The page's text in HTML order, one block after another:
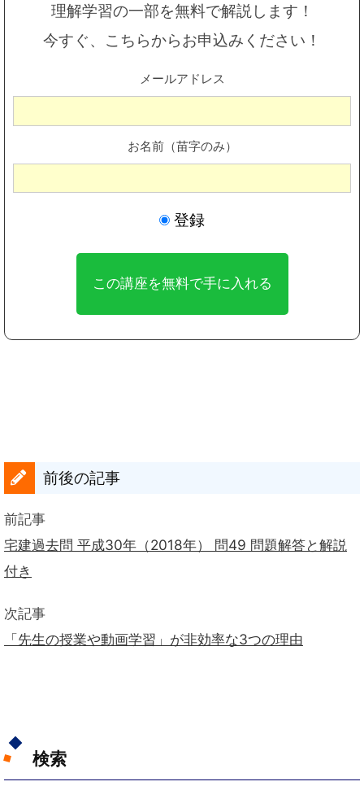
理解学習の一部を無料で解説します！
今すぐ、こちらからお申込みください！
メールアドレス
お名前（苗字のみ）
登録
前後の記事
前記事
宅建過去問 平成30年（2018年） 問49 問題解答と解説
付き
次記事
「先生の授業や動画学習」が非効率な3つの理由
検索